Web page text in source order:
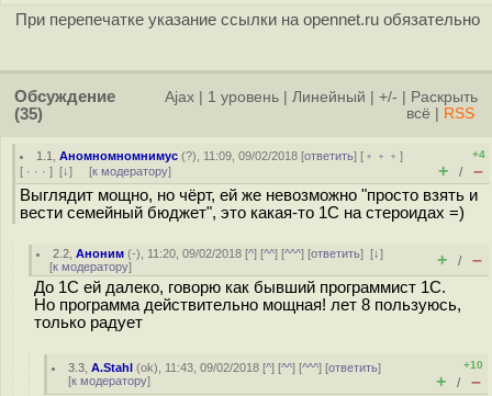
При перепечатке указание ссылки на opennet.ru обязательно
Обсуждение
(35)
Ajax 1 уровень Линейный +/-
Раскрыть
всё
RSS
1.1 ,Аномномномнимус (?), 11:09, 09/02/2018 [ответить] [ ﹢﹢﹢]
[ · · · ] [↓] [к модератору]
+4
+ / –
Выглядит мощно, но чёрт, ей же невозможно "просто взять и
вести семейный бюджет", это какая-то 1С на стероидах =)
2.2 ,Аноним (-), 11:20, 09/02/2018 [^] [^^] [^^^] [ответить][↓]
[к модератору] + / –
До 1С ей далеко, говорю как бывший программист 1С.
Но программа действительно мощная! лет 8 пользуюсь,
только радует
3.3 ,A.Stahl (ok), 11:43, 09/02/2018 [^] [^^] [^^^] [ответить]
[к модератору]
+10
+ / –